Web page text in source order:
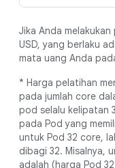
Jika Anda
USD, yang berlaku
mata uang Anda
* Harga pelatihan
pada jumlah core
pod selalu kelipatan
pada Pod yang
untuk Pod 32 core,
dibagi 32. Misalnya,
adalah (harga Pod